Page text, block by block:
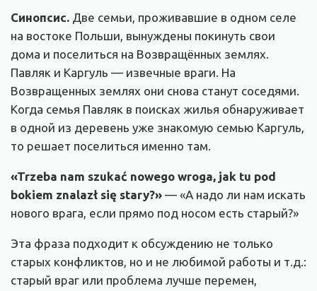
Синопсис. Две семьи, проживавшие в одном селе
на востоке Польши, вынуждены покинуть свои
дома и поселиться на Возвращённых землях.
Павляк и Каргуль — извечные враги. На
Возвращенных землях они снова станут соседями.
Когда семья Павляк в поисках жилья обнаруживает
в одной из деревень уже знакомую семью Каргуль,
то решает поселиться именно там.
«Trzeba nam szukać nowego wroga, jak tu pod
bokiem znalazł się stary?» — «А надо ли нам искать
нового врага, если прямо под носом есть старый?»
Эта фраза подходит к обсуждению не только
старых конфликтов, но и не любимой работы и т.д.:
старый враг или проблема лучше перемен,